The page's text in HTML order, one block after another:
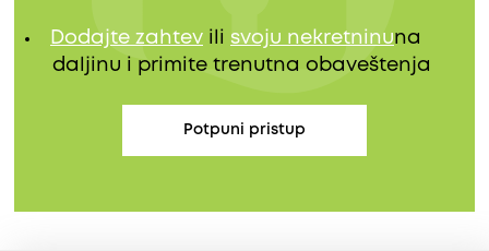
Dodajte zahtev ili svoju nekretninuna
daljinu i primite trenutna obaveštenja
Potpuni pristup